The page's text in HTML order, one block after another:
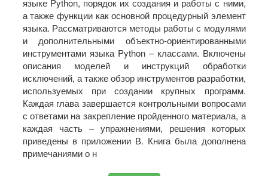
языке Python, порядок их создания и работы с ними,
а также функции как основной процедурный элемент
языка. Рассматриваются методы работы с модулями
и дополнительными объектно-ориентированными
инструментами языка Python – классами. Включены
описания моделей и инструкций обработки
исключений, а также обзор инструментов разработки,
используемых при создании крупных программ.
Каждая глава завершается контрольными вопросами
с ответами на закрепление пройденного материала, а
каждая часть – упражнениями, решения которых
приведены в приложении В. Книга была дополнена
примечаниями о н